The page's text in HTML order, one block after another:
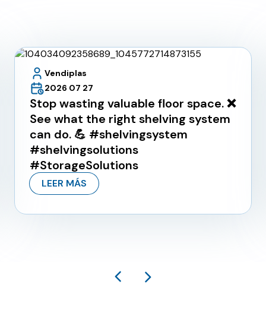
Vendiplas
2026 07 27
Stop wasting valuable floor space. ❌
See what the right shelving system
can do. 💪 #shelvingsystem
#shelvingsolutions
#StorageSolutions
LEER MÁS